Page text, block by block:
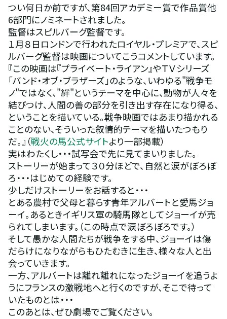
つい何日か前ですが、第84回アカデミー賞で作品賞他
6部門にノミネートされました。
監督はスピルバーグ監督です。
１月８日ロンドンで行われたロイヤル・プレミアで、スピ
ルバーグ監督は映画についてこうコメントしています。
『この映画は『プライベート・ライアン』やＴＶシリーズ
「バンド・オブ・ブラザーズ」のような、いわゆる"戦争モ
ノ"ではなく、"絆"というテーマを中心に、動物が人々を
結びつけ、人間の善の部分を引き出す存在になり得る、
ということを描いている。戦争映画ではあまり描かれる
ことのない、そういった叙情的テーマを描いたつもり
だ。』（戦火の馬公式サイトより一部掲載）
実はわたくし・・・試写会で先に見てまいりました。
ストーリーが始まって３０分ほどで、自然と涙がぽろぽ
ろ・・・はじめての経験です。
少しだけストーリーをお話すると・・・
とある農村で父母と暮らす青年アルバートと愛馬ジョ
ーイ。あるときイギリス軍の騎馬隊としてジョーイが売
られてしまいます。（この時点で涙ぼろぼろです。）
そして愚かな人間たちが戦争をする中、ジョーイは傷
だらけになりながらもひたむきに生き、様々な人と出
会っていきます。
一方、アルバートは離れ離れになったジョーイを追うよ
うにフランスの激戦地へと行くのですが、そこで待って
いたものとは・・・
このあとは、ぜひ劇場でご覧ください。